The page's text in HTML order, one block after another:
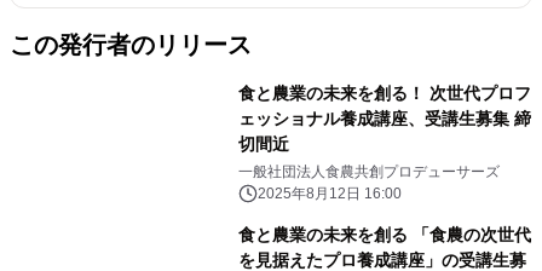
この発行者のリリース
食と農業の未来を創る！ 次世代プロフ
ェッショナル養成講座、受講生募集 締
切間近
一般社団法人食農共創プロデューサーズ
2025年8月12日 16:00
食と農業の未来を創る 「食農の次世代
を見据えたプロ養成講座」の受講生募